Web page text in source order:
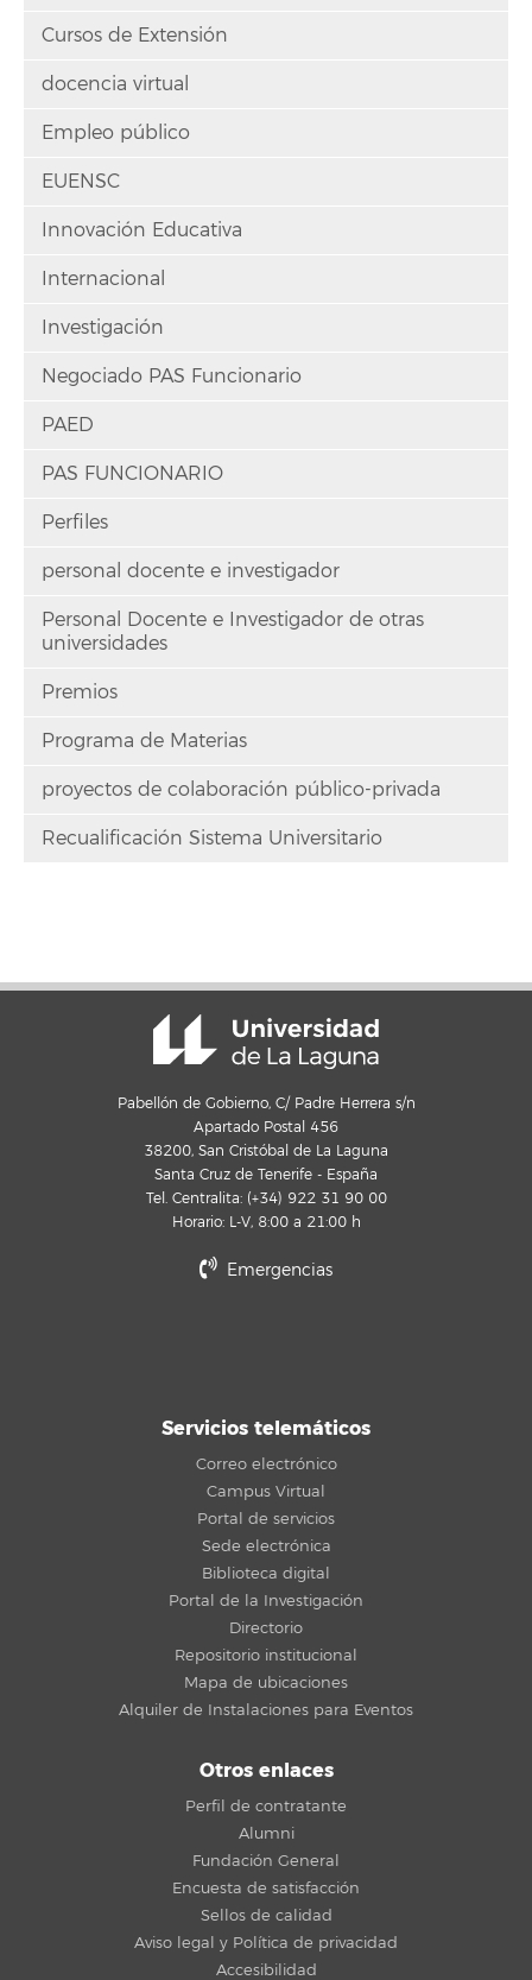
Cursos de Extensión
docencia virtual
Empleo público
EUENSC
Innovación Educativa
Internacional
Investigación
Negociado PAS Funcionario
PAED
PAS FUNCIONARIO
Perfiles
personal docente e investigador
Personal Docente e Investigador de otras
universidades
Premios
Programa de Materias
proyectos de colaboración público-privada
Recualificación Sistema Universitario
Pabellón de Gobierno, C/ Padre Herrera s/n
Apartado Postal 456
38200, San Cristóbal de La Laguna
Santa Cruz de Tenerife - España
Tel. Centralita: (+34) 922 31 90 00
Horario: L-V, 8:00 a 21:00 h
Emergencias
Servicios telemáticos
Correo electrónico
Campus Virtual
Portal de servicios
Sede electrónica
Biblioteca digital
Portal de la Investigación
Directorio
Repositorio institucional
Mapa de ubicaciones
Alquiler de Instalaciones para Eventos
Otros enlaces
Perfil de contratante
Alumni
Fundación General
Encuesta de satisfacción
Sellos de calidad
Aviso legal y Política de privacidad
Accesibilidad